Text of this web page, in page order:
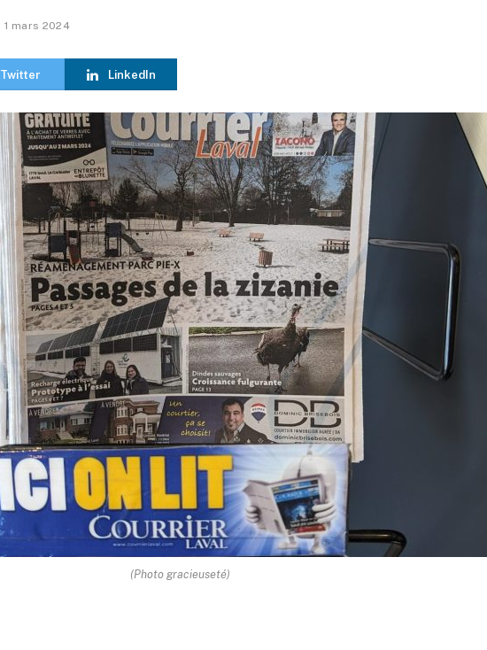
1 mars 2024
Twitter LinkedIn
(Photo gracieuseté)